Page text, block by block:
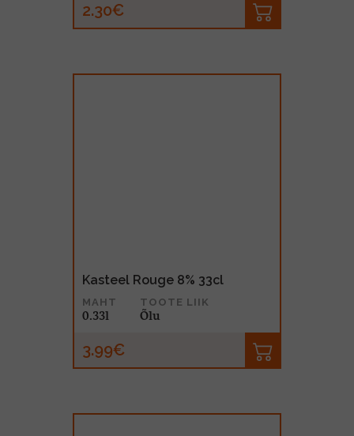
2.30€
Kasteel Rouge 8% 33cl
MAHT
0.33l
TOOTE LIIK
Õlu
3.99€